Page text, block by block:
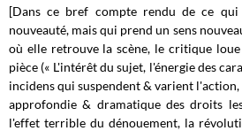
[Dans ce bref compte rendu de ce
nouveauté, mais qui prend un sens
où elle retrouve la scène, le critique
pièce (« L'intérêt du sujet, l'énergie des
incidens qui suspendent & varient
approfondie & dramatique des droits
l'effet terrible du dénouement, la